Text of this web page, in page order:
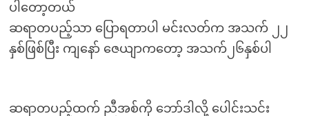
ပါတော့တယ်
ဆရာတပည့်သာ ပြောရတာပါ မင်းလတ်က အသက် ၂၂
နှစ်ဖြစ်ပြီး ကျနော် ဇေယျာကတော့ အသက်၂၆နှစ်ပါ
ဆရာတပည့်ထက် ညီအစ်ကို ဘော်ဒါလို့ ပေါင်းသင်း